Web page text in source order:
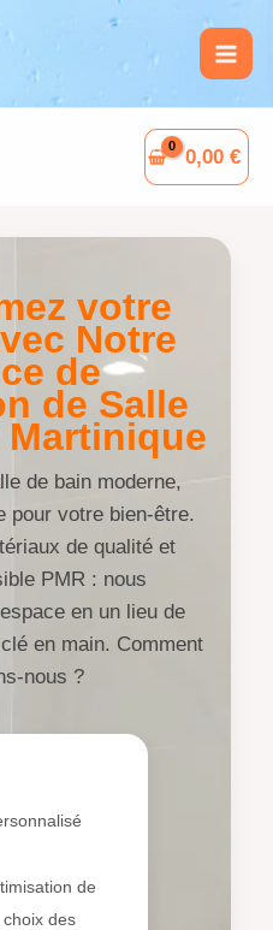
0,00 €
votre
Notre
de
de Salle
Martinique
de bain moderne,
pour votre bien-être.
de qualité et
PMR : nous
en un lieu de
en main. Comment
nous ?
de
choix des